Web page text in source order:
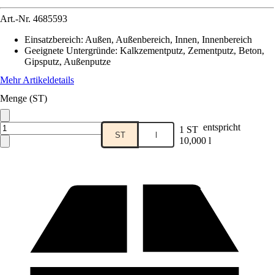
Art.-Nr. 4685593
Einsatzbereich: Außen, Außenbereich, Innen, Innenbereich
Geeignete Untergründe: Kalkzementputz, Zementputz, Beton,
Gipsputz, Außenputze
Mehr Artikeldetails
Menge (ST)
ST l 1 ST entspricht
10,000 l